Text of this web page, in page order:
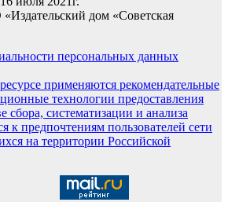
дом «Советская
персональных данных
применяются рекомендательные
технологии предоставления
систематизации и анализа
к предпочтениям пользователей сети
на территории Российской